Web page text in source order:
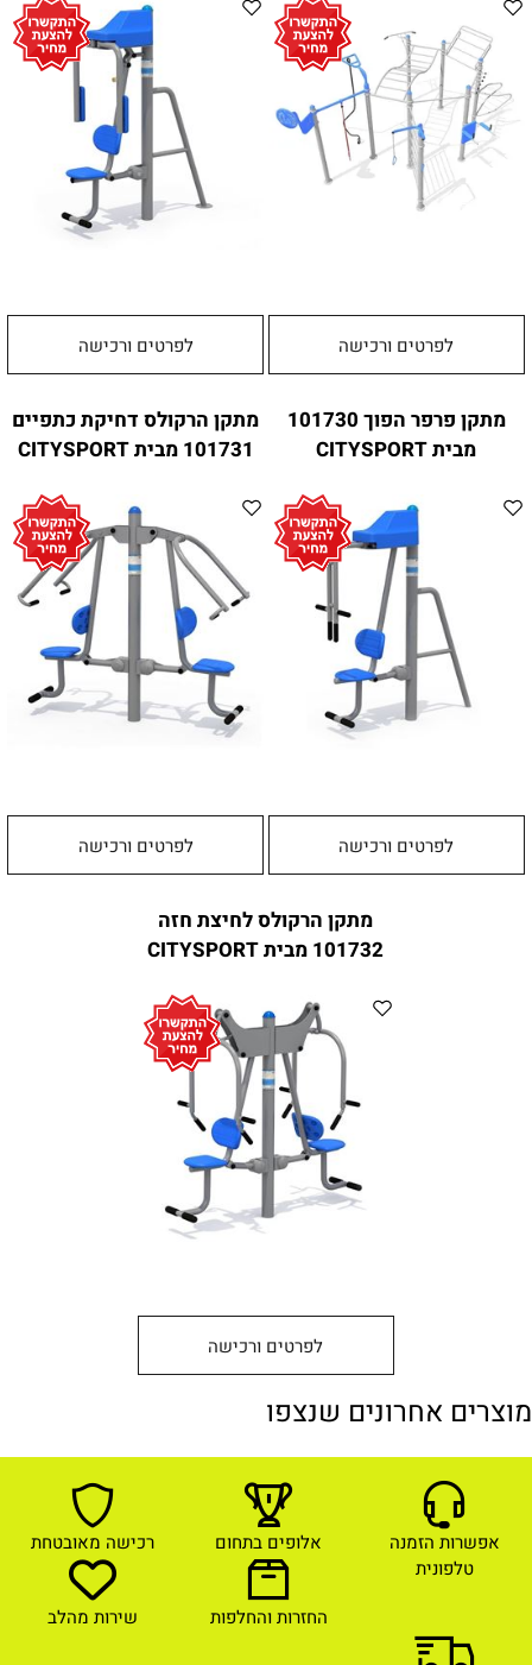
לפרטים ורכישה לפרטים ורכישה
מתקן פרפר הפוך 101730
מבית CITYSPORT
לפרטים ורכישה
מתקן הרקולס דחיקת כתפיים
101731 מבית CITYSPORT
לפרטים ורכישה
מתקן הרקולס לחיצת חזה
101732 מבית CITYSPORT
לפרטים ורכישה
מוצרים אחרונים שנצפו
אפשרות הזמנה
טלפונית
אלופים בתחום רכישה מאובטחת
החזרות והחלפות שירות מהלב